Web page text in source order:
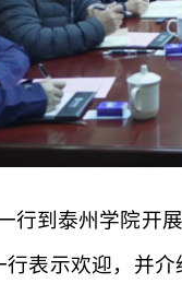
行到泰州学院开
表示欢迎，并